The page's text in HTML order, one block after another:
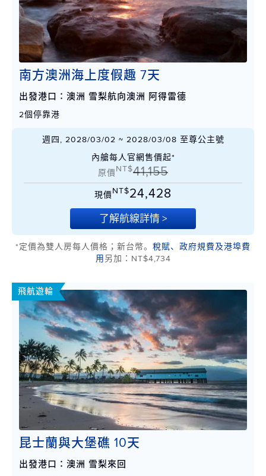
南方澳洲海上度假趣 7天
出發港口：澳洲 雪梨航向澳洲 阿得雷德
2個停靠港
週四, 2028/03/02 ~ 2028/03/08 至尊公主號
內艙每人官網售價起*
原價NT$41,155
現價NT$24,428
了解航線詳情 >
*定價為雙人房每人價格；新台幣。 稅賦、政府規費及港埠費
用 另加：NT$4,734
飛航遊輪
昆士蘭與大堡礁 10天
出發港口：澳洲 雪梨來回